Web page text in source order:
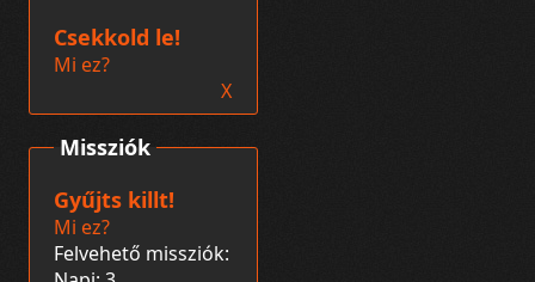
Missziók
Gyűjts killt!
Mi ez?
Felvehető missziók:
Csekkold le!
Mi ez?
X